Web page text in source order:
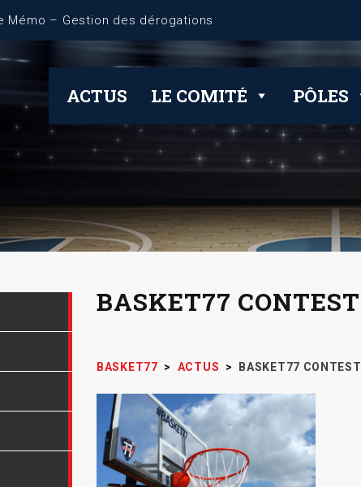
ACTUS LE COMITÉ PÔLES
BASKET77 CONTEST
BASKET77 > ACTUS > BASKET77 CONTEST